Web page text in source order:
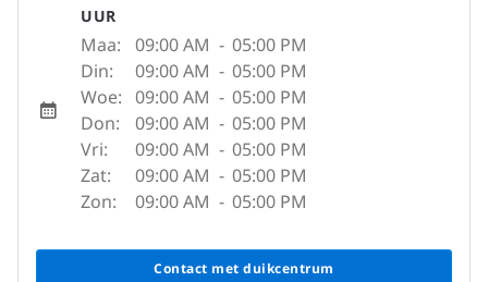
UUR
Maa: 09:00 AM - 05:00 PM
Din:
09:00 AM - 05:00 PM
Woe: 09:00 AM - 05:00 PM
Don:
09:00 AM - 05:00 PM
Vri:
09:00 AM - 05:00 PM
Zat:
09:00 AM - 05:00 PM
Zon:
09:00 AM - 05:00 PM
Contact met duikcentrum